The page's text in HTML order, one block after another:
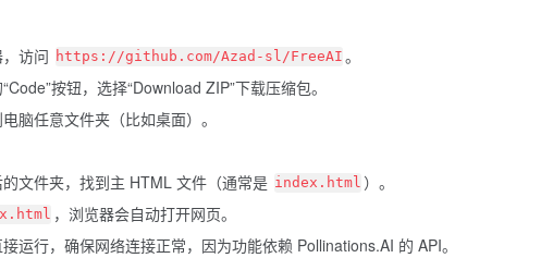
访问 https://github.com/Azad-sl/FreeAI 。
按钮，选择“Download ZIP”下载压缩包。
脑任意文件夹（比如桌面）。
文件夹，找到主 HTML 文件（通常是 index.html ）。
，浏览器会自动打开网页。
运行，确保网络连接正常，因为功能依赖 Pollinations.AI 的 API。